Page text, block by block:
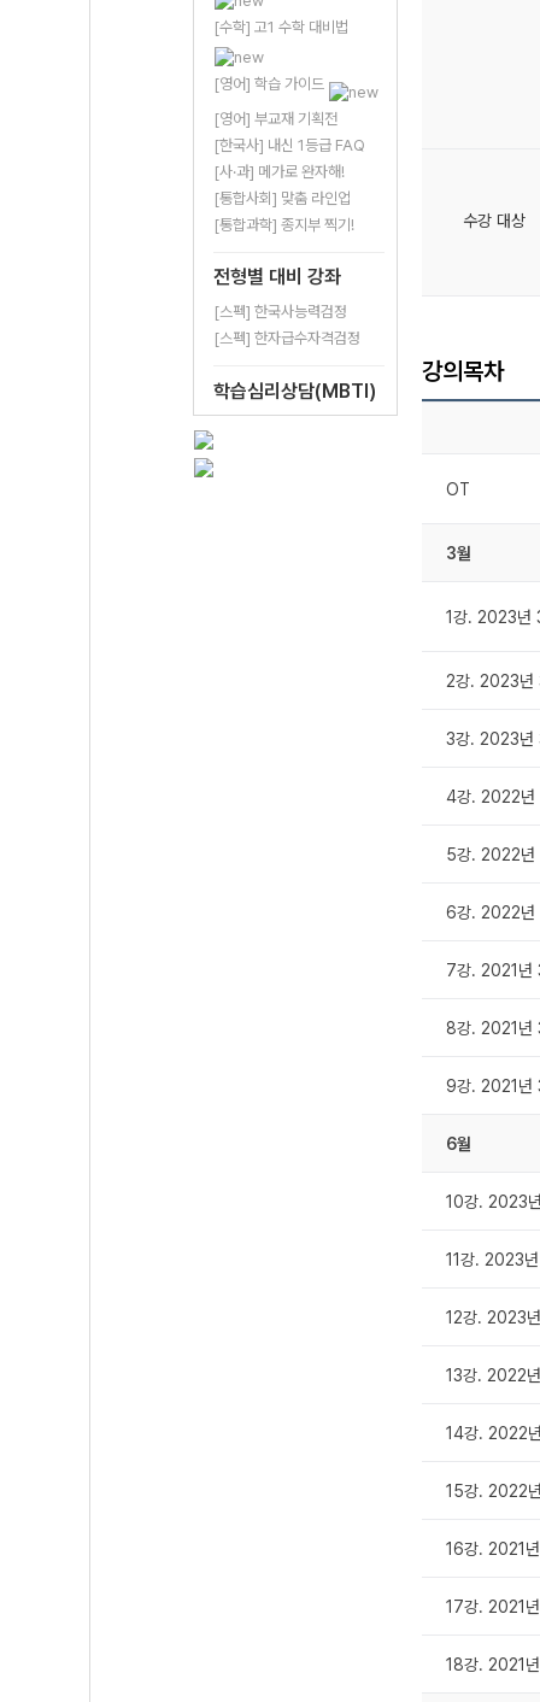
[수학] 고1 수학 대비법
[영어] 학습 가이드
[영어] 부교재 기획전
[한국사] 내신 1등급 FAQ
[사·과] 메가로 완자해!
[통합사회] 맞춤 라인업
[통합과학] 종지부 찍기!
전형별 대비 강좌
[스펙] 한국사능력검정
[스펙] 한자급수자격검정
학습심리상담(MBTI)
수강 대상
강의목차
OT
3월
1강. 2023년
2강. 2023년
3강. 2023년
4강. 2022년
5강. 2022년
6강. 2022년
7강. 2021년
8강. 2021년
9강. 2021년
6월
10강. 2023
11강. 2023
12강. 2023
13강. 2022
14강. 2022
15강. 2022
16강. 2021
17강. 2021
18강. 2021